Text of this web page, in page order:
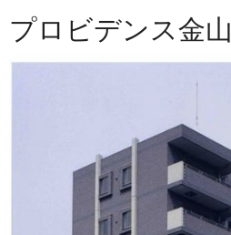
プロビデンス金山